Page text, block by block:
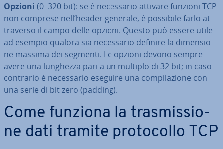
Opzioni (0–320 bit): se è ne­ces­sa­rio attivare funzioni TCP
non comprese nell’header generale, è possibile farlo at­
tra­ver­so il campo delle opzioni. Questo può essere utile
ad esempio qualora sia ne­ces­sa­rio definire la di­men­sio­
ne massima dei segmenti. Le opzioni devono sempre
avere una lunghezza pari a un multiplo di 32 bit; in caso
contrario è ne­ces­sa­rio eseguire una com­pi­la­zio­ne con
una serie di bit zero (padding).
Come funziona la tra­smis­sio­
ne dati tramite pro­to­col­lo TCP